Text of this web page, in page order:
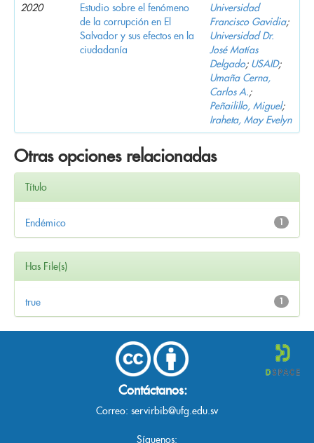
2020
Estudio sobre el fenómeno
de la corrupción en El
Salvador y sus efectos en la
ciudadanía
Universidad
Francisco Gavidia;
Universidad Dr.
José Matías
Delgado; USAID;
Umaña Cerna,
Carlos A.;
Peñailillo, Miguel;
Iraheta, May Evelyn
Otras opciones relacionadas
Título
1
Endémico
Has File(s)
1
true
Contáctanos:
Correo: servirbib@ufg.edu.sv
Síguenos: